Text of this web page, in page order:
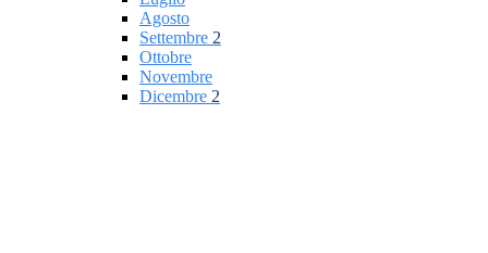
Agosto
Settembre 2
Ottobre
Novembre
Dicembre 2